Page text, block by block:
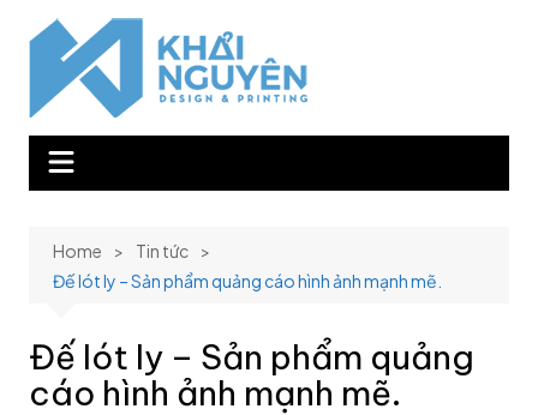
Home
Tin tức
Đế lót ly – Sản phẩm quảng cáo hình ảnh mạnh mẽ.
Đế lót ly – Sản phẩm quảng
cáo hình ảnh mạnh mẽ.